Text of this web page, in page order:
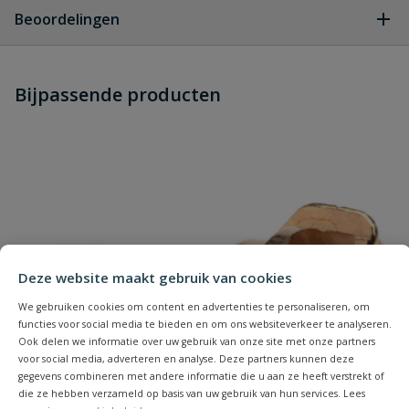
Deze website maakt gebruik van cookies
We gebruiken cookies om content en advertenties te personaliseren, om
functies voor social media te bieden en om ons websiteverkeer te analyseren.
Ook delen we informatie over uw gebruik van onze site met onze partners
voor social media, adverteren en analyse. Deze partners kunnen deze
gegevens combineren met andere informatie die u aan ze heeft verstrekt of
die ze hebben verzameld op basis van uw gebruik van hun services. Lees
Merknaam Geka
Minimale
vloeistoftemperatuur
-5 °C
Nokafstand 40 mm
dit product?
Beoordelingen
Schrijf zelf een beoordeling
Naam
Bijpassende producten